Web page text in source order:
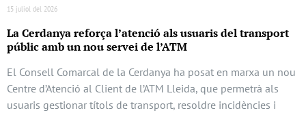
15 juliol del 2026
La Cerdanya reforça l’atenció als usuaris del transport
públic amb un nou servei de l’ATM
El Consell Comarcal de la Cerdanya ha posat en marxa un nou
Centre d’Atenció al Client de l’ATM Lleida, que permetrà als
usuaris gestionar títols de transport, resoldre incidències i